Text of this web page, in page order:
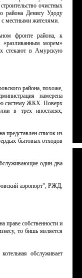
очистных
района Денису Удоду
с местными жителями.
фронте района, к
«разливанным морем»
стекают в Амурскую
района, похоже,
намерена
систему ЖКХ. Поверх
в трех ипостасях,
представлен список из
бытовых отходов
один-два
аэропорт", РЖД,
праве собственности и
то бишь является
обслуживает